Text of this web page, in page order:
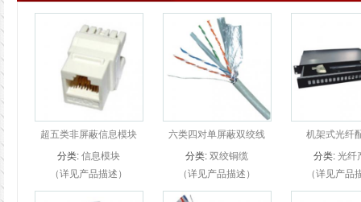
超五类非屏蔽信息模块
分类: 信息模块
（详见产品描述）
COTEST CAT.5E非屏蔽
六类四对单屏蔽双绞线
分类: 双绞铜缆
（详见产品描述）
COTEST CAT.6单屏蔽线
机架式光纤
分类: 光纤
（详见产品
COTEST机架